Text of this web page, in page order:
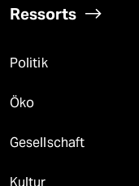
Ressorts
Politik
Öko
Gesellschaft
Kultur